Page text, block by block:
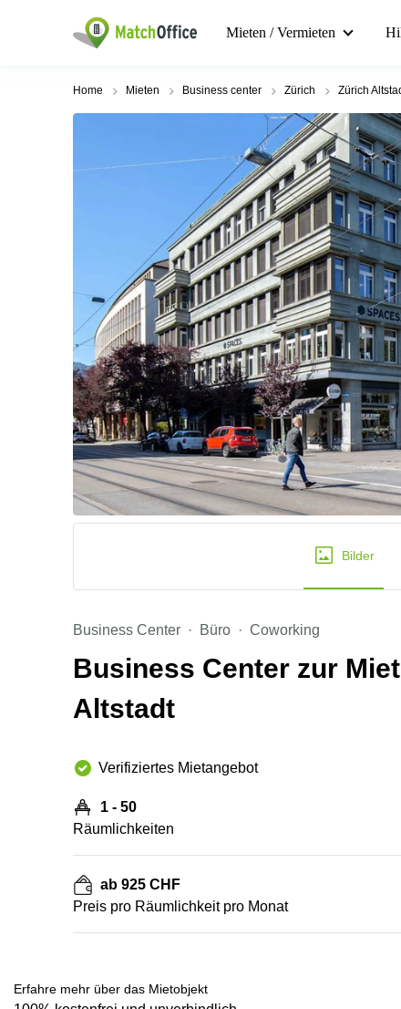
Mieten / Vermieten
Home Mieten Business center Zürich Zürich
Bilder
Business Center Büro Coworking
Business Center zur
Altstadt
Verifiziertes Mietangebot
1 - 50
Räumlichkeiten
ab 925 CHF
Preis pro Räumlichkeit pro Monat
Erfahre mehr über das Mietobjekt